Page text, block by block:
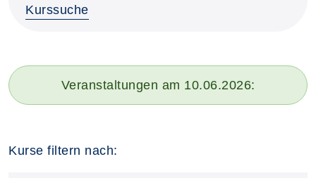
Kurssuche
Veranstaltungen am 10.06.2026:
Kurse filtern nach: